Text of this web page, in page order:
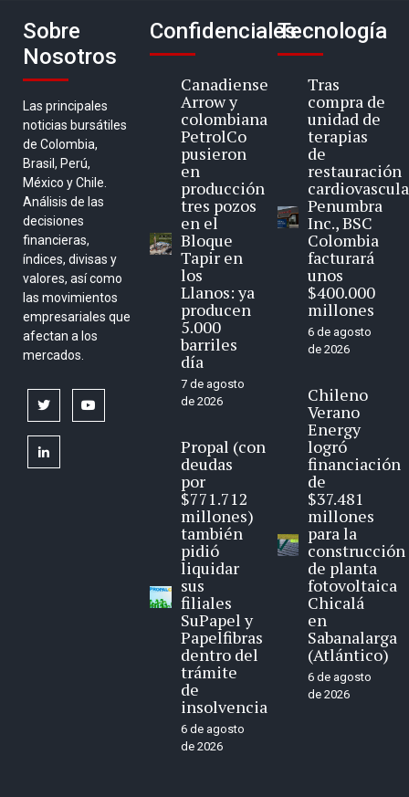
Sobre
Nosotros
Las principales
noticias bursátiles
de Colombia,
Brasil, Perú,
México y Chile.
Análisis de las
decisiones
financieras,
índices, divisas y
valores, así como
las movimientos
empresariales que
afectan a los
mercados.
twitter
linkedin
Confidenciales
Canadiense
Arrow y
colombiana
PetrolCo
pusieron
en
producción
tres pozos
en el
Bloque
Tapir en
los
Llanos: ya
producen
5.000
barriles
día
7 de agosto
de 2026
Propal (con
deudas
por
$771.712
millones)
también
pidió
liquidar
sus
filiales
SuPapel y
Papelfibras
dentro del
trámite
de
insolvencia
6 de agosto
de 2026
Tecnología
Tras
compra de
unidad de
terapias
de
restauración
Penumbra
Inc., BSC
Colombia
facturará
unos
$400.000
millones
6 de agosto
de 2026
Chileno
Verano
Energy
logró
financiación
de
$37.481
millones
para la
construcción
de planta
fotovoltaica
Chicalá
en
Sabanalarga
(Atlántico)
6 de agosto
de 2026